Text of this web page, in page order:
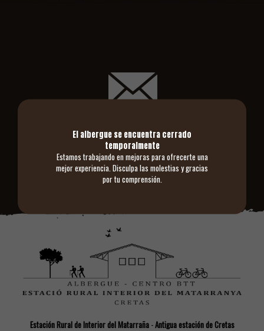
breve nos pondremos en contacto contigo..
Te hemos enviado un email de confirmación, si no lo recibes, por favor
comprueba la carpeta de spam
Estación Rural de Interior del Matarraña-Antigua estación de Cretas
El albergue se encuentra cerrado
temporalmente
Estamos trabajando en mejoras para ofrecerte una
mejor experiencia. Disculpa las molestias y gracias
por tu comprensión.